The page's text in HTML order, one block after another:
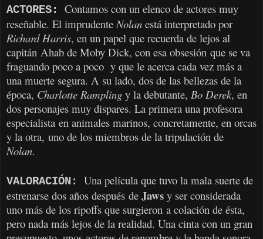
ACTORES: Contamos con un elenco de actores muy
reseñable. El imprudente Nolan está interpretado por
Richard Harris, en un papel que recuerda de lejos al
capitán Ahab de Moby Dick, con esa obsesión que se va
fraguando poco a poco y que le acerca cada vez más a
una muerte segura. A su lado, dos de las bellezas de la
época, Charlotte Rampling y la debutante, Bo Derek, en
dos personajes muy dispares. La primera una profesora
especialista en animales marinos, concretamente, en orcas
y la otra, uno de los miembros de la tripulación de
Nolan.
VALORACIÓN: Una película que tuvo la mala suerte de
estrenarse dos años después de Jaws y ser considerada
uno más de los ripoffs que surgieron a colación de ésta,
pero nada más lejos de la realidad. Una cinta con un gran